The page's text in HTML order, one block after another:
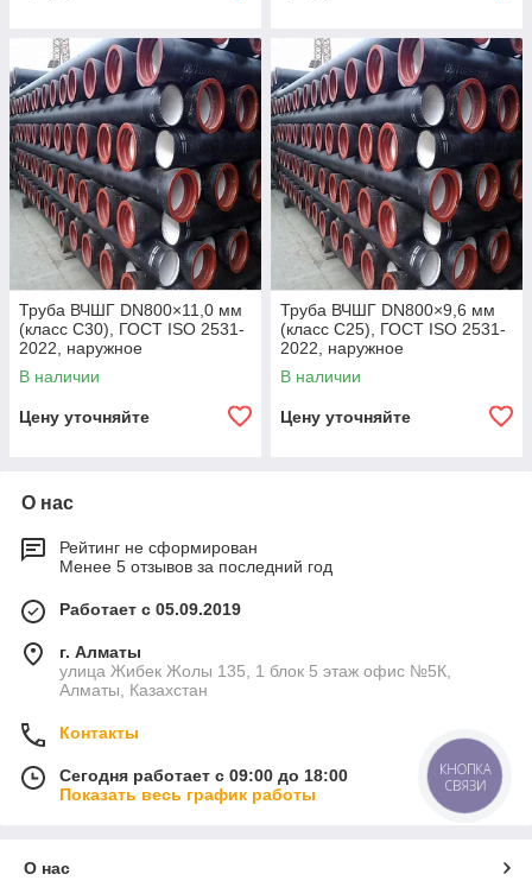
Труба ВЧШГ DN800×11,0 мм
(класс C30), ГОСТ ISO 2531-
2022, наружное
полиуретановое покрытие,
внутреннее цементно-
В наличии
Цену уточняйте
Труба ВЧШГ DN800×9,6 мм
(класс C25), ГОСТ ISO 2531-
2022, наружное
полиуретановое покрытие,
внутреннее цементно-
В наличии
Цену уточняйте
О нас
Рейтинг не сформирован
Менее 5 отзывов за последний год
Работает с 05.09.2019
г. Алматы
улица Жибек Жолы 135, 1 блок 5 этаж офис №5К,
Алматы, Казахстан
Контакты
Сегодня работает с 09:00 до 18:00
Показать весь график работы
О нас
КНОПКА
СВЯЗИ